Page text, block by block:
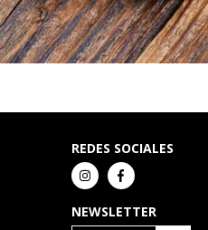
REDES SOCIALES
NEWSLETTER